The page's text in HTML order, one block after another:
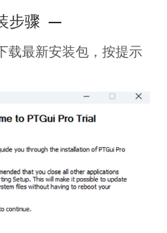
步骤
最新安装包，按提示